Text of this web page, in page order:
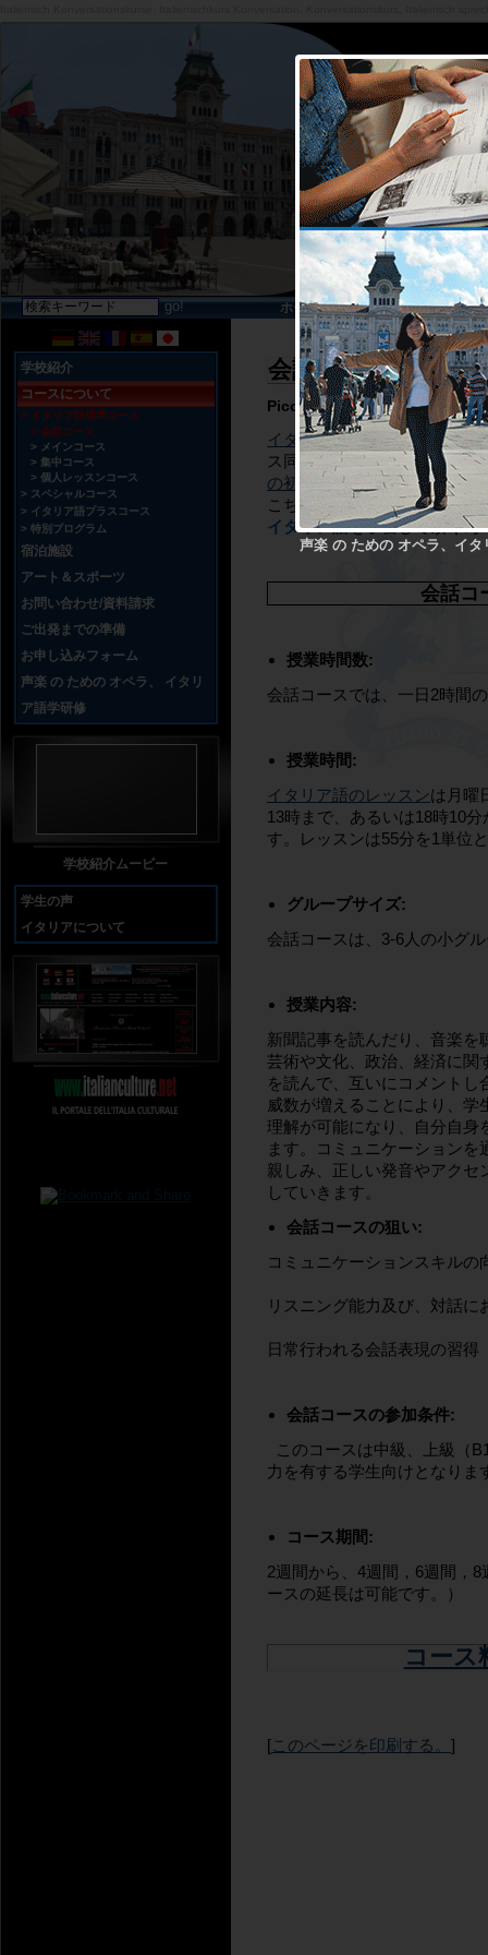
会話コース
Piccola Università Italiana -
イタリア語コースは毎週月
ス同様、各学生のイタリア
の初日の午前中に、筆記及
こちらも他コースと同様に
イタリア語を学習して頂く為
会話コ
授業時間数:
会話コースでは、一日2時間
授業時間:
イタリア語のレッスンは月曜
13時まで、あるいは18時10
す。レッスンは55分を1単位
グループサイズ:
会話コースは、3-6人の小グ
授業内容:
新聞記事を読んだり、音楽を
芸術や文化、政治、経済に関
を読んで、互いにコメント
威数が増えることにより、
理解が可能になり、自分自身
ます。コミュニケーション
親しみ、正しい発音やアクセ
していきます。
会話コースの狙い:
コミュニケーションスキルの
リスニング能力及び、対話
日常行われる会話表現の習得
会話コースの参加条件:
このコースは中級、上級（
力を有する学生向けとなりま
コース期間:
2週間から、4週間，6週間，
ースの延長は可能です。）
コース
[ このページを印刷する。 ]
学校紹介
コースについて
イタリア語標準コース
会話コース
メインコース
集中コース
個人レッスンコース
スペシャルコース
イタリア語プラスコース
特別プログラム
宿泊施設
アート＆スポーツ
お問い合わせ/資料請求
ご出発までの準備
お申し込みフォーム
声楽 の ための オペラ、 イタリ
ア語学研修
学校紹介ムービー
学生の声
イタリアについて
ホーム ニュース Q&A
声楽 の ための オペラ、イタ